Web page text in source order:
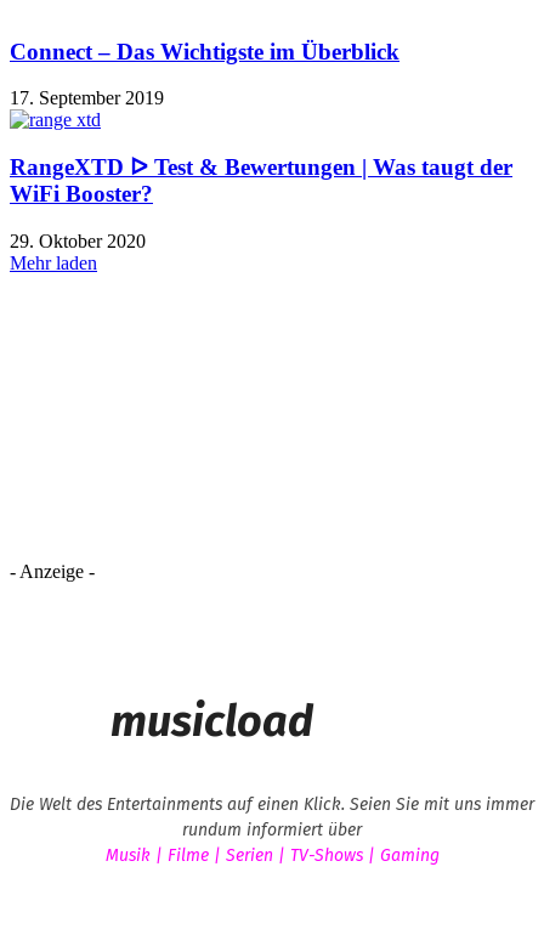
Connect – Das Wichtigste im Überblick
17. September 2019
RangeXTD ᐅ Test & Bewertungen | Was taugt der
WiFi Booster?
29. Oktober 2020
Mehr laden
- Anzeige -
musicload
Die Welt des Entertainments auf einen Klick. Seien Sie mit uns immer
rundum informiert über
Musik | Filme | Serien | TV-Shows | Gaming